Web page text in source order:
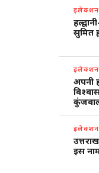
सुमित
अपनी
इस